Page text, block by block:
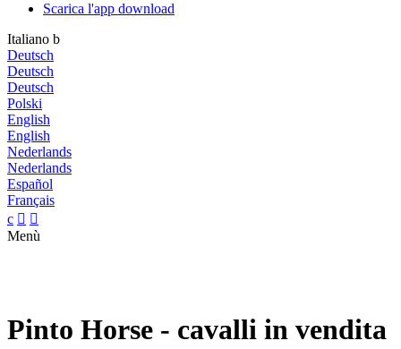
Scarica l'app download
Italiano b
Deutsch
Deutsch
Deutsch
Polski
English
English
Nederlands
Nederlands
Español
Français
c  
Menù
Pinto Horse - cavalli in vendita